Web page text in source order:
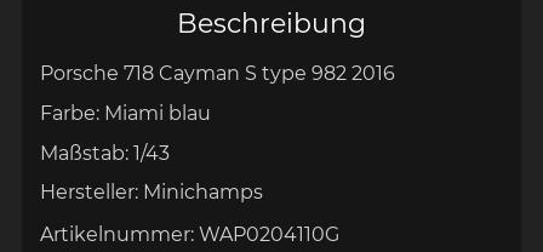
Beschreibung
Porsche 718 Cayman S type 982 2016
Farbe: Miami blau
Maßstab: 1/43
Hersteller: Minichamps
Artikelnummer: WAP0204110G